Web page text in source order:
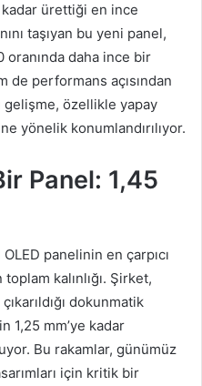
ürettiği en ince
taşıyan bu yeni panel,
daha ince bir
de performans açısından
gelişme, özellikle yapay
yönelik konumlandırılıyor.
Panel: 1,45
panelinin en çarpıcı
kalınlığı. Şirket,
dokunmatik
1,25 mm’ye kadar
Bu rakamlar, günümüz
için kritik bir